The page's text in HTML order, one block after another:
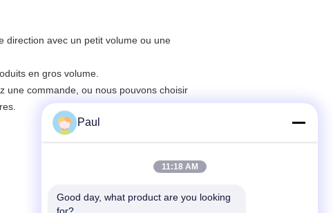
direction avec un petit volume ou une
en gros volume.
une commande, ou nous pouvons choisir
Paul
11:18 AM
Good day, what product are you looking